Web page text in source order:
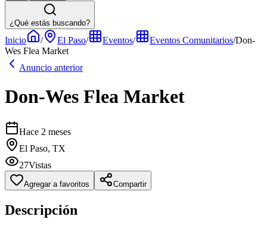
¿Qué estás buscando?
Inicio / El Paso/ Eventos/ Eventos Comunitarios/Don-
Wes Flea Market
Anuncio anterior
Don-Wes Flea Market
Hace 2 meses
El Paso, TX
27Vistas
Agregar a favoritos Compartir
Descripción